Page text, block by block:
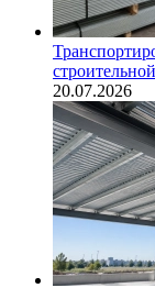
20.07.2026